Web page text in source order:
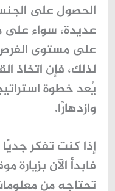
الحصول على
عديدة، سواء على
على مستوى الفرص
لذلك، فإن اتخاذ
يُعد خطوة
وازدهارًا.
إذا كنت تفكر
فابدأ الآن
تحتاجه من